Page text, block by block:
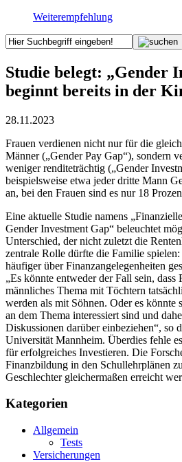
Weiterempfehlung
Studie belegt: „Gender
beginnt bereits in der
28.11.2023
Frauen verdienen nicht nur für die
Männer („Gender Pay Gap“), sondern
weniger renditeträchtig („Gender
beispielsweise etwa jeder dritte Mann
an, bei den Frauen sind es nur 18
Eine aktuelle Studie namens
Gender Investment Gap“ beleuchtet
Unterschied, der nicht zuletzt die
zentrale Rolle dürfte die Familie
häufiger über Finanzangelegenheiten
„Es könnte entweder der Fall sein,
männliches Thema mit Töchtern
werden als mit Söhnen. Oder es könnte
an dem Thema interessiert sind und
Diskussionen darüber einbeziehen“, so
Universität Mannheim. Überdies fehle
für erfolgreiches Investieren. Die
Finanzbildung in den Schullehrplänen
Geschlechter gleichermaßen erreicht
Kategorien
Allgemein
Tests
Versicherungen